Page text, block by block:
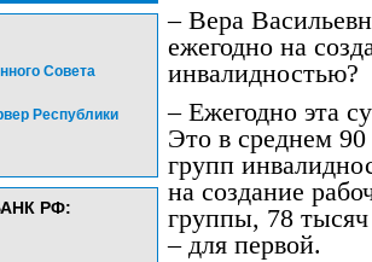
Совета
Республики
РФ:
– Вера
ежегодно на
инвалидностью?
– Ежегодно эта
Это в среднем
групп
на создание
группы, 78
– для первой.